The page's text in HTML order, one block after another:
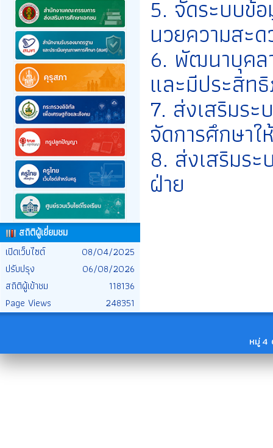
สถิติผู้เยี่ยมชม
เปิดเว็บไซต์
08/04/2025
ปรับปรุง
06/08/2026
สถิติผู้เข้าชม
118136
Page Views
248351
5. จัดระบบข้
นวยความสะ
6. พัฒนาบุคล
และมีประสิท
7. ส่งเสริมร
จัดการศึกษา
8. ส่งเสริมร
ฝ่าย
หมู่ 4